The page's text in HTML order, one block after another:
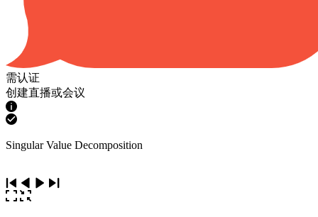
需认证
创建直播或会议
Singular Value Decomposition